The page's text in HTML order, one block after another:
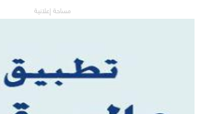
مساحة إعلانية